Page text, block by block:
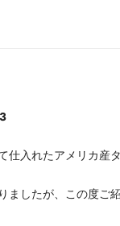
仕入れたアメリカ産
ましたが、この度ご